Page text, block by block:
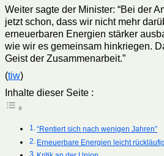
Weiter sagte der Minister: “Bei der
jetzt schon, dass wir nicht mehr
erneuerbaren Energien stärker
wie wir es gemeinsam hinkriegen.
Geist der Zusammenarbeit.”
(tiw)
Inhalte dieser Seite :
“Rentiert sich nach wenigen Jahren”
Erneuerbare Energien leicht rückläufig